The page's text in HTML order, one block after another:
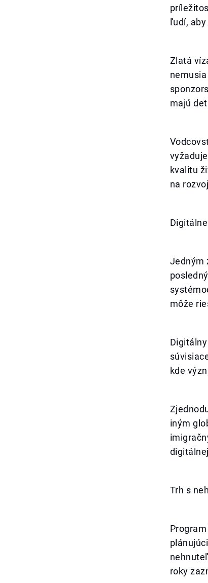
ľudí,
Zlatá
majú
kvalitu
na
Jedným
môže
kde
iným
Trh s
roky